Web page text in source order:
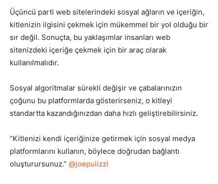
Üçüncü parti web sitelerindeki sosyal ağların ve içeriğin,
kitlenizin ilgisini çekmek için mükemmel bir yol olduğu bir
sır değil. Sonuçta, bu yaklaşımlar insanları web
sitenizdeki içeriğe çekmek için bir araç olarak
kullanılmalıdır.
Sosyal algoritmalar sürekli değişir ve çabalarınızın
çoğunu bu platformlarda gösterirseniz, o kitleyi
standartta kazandığınızdan daha hızlı geliştirebilirsiniz.
“Kitlenizi kendi içeriğinize getirmek için sosyal medya
platformlarını kullanın, böylece doğrudan bağlantı
oluşturursunuz.” @joepulizzi